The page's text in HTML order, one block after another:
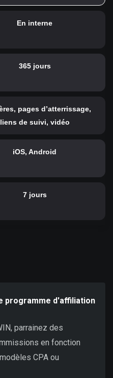
En interne
365 jours
pages d’atterrissage,
liens de suivi, vidéo
iOS, Android
7 jours
programme d'affiliation
parrainez des
en fonction
CPA ou